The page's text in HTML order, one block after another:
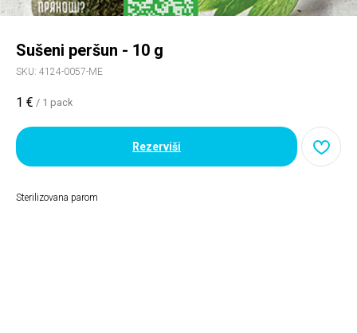
Sušeni peršun - 10 g
SKU: 4124-0057-ME
1 € / 1 pack
Rezerviši
Sterilizovana parom